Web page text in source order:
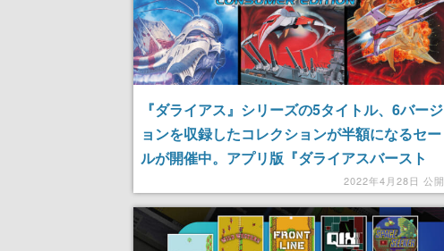
『ダライアス』シリーズの5タイトル、6バージ
ョンを収録したコレクションが半額になるセー
ルが開催中。アプリ版『ダライアスバースト
2022年4月28日 公開